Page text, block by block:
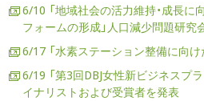
6/10 「地域社会の活力維持・成長に
フォームの形成」人口減少問題研
6/17 「水素ステーション整備に向け
6/19 「第3回DBJ女性新ビジネスプ
イナリストおよび受賞者を発表